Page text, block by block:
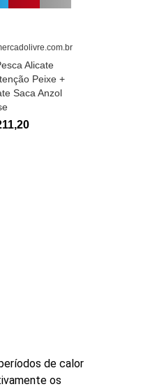
Alicate
Peixe +
Saca Anzol
de calor
os